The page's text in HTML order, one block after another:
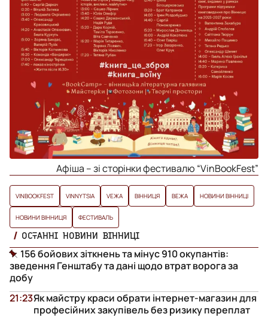
Афіша – зі сторінки фестивалю “VinBookFest”
VINBOOKFEST VINNYTSIA VЕЖА ВІННИЦЯ ВЕЖА НОВИНИ ВІННИЦІ
НОВИНИ ВІННИЦЯ ФЕСТИВАЛЬ
ОСТАННІ НОВИНИ ВІННИЦІ
156 бойових зіткнень та мінус 910 окупантів:
зведення Генштабу та дані щодо втрат ворога за
добу
Як майстру краси обрати інтернет-магазин для
професійних закупівель без ризику переплат
21:23